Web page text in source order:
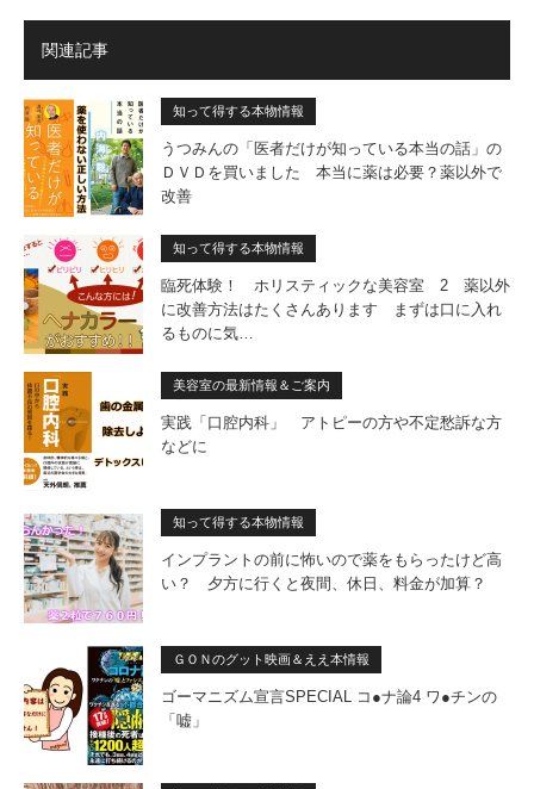
関連記事
知って得する本物情報
うつみんの「医者だけが知っている本当の話」の
ＤＶＤを買いました 本当に薬は必要？薬以外で
改善
知って得する本物情報
臨死体験！ ホリスティックな美容室 2 薬以外
に改善方法はたくさんあります まずは口に入れ
るものに気…
美容室の最新情報＆ご案内
実践「口腔内科」 アトピーの方や不定愁訴な方
などに
知って得する本物情報
インプラントの前に怖いので薬をもらったけど高
い？ 夕方に行くと夜間、休日、料金が加算？
ＧＯＮのグット映画＆ええ本情報
ゴーマニズム宣言SPECIAL コ●ナ論4 ワ●チンの
「嘘」